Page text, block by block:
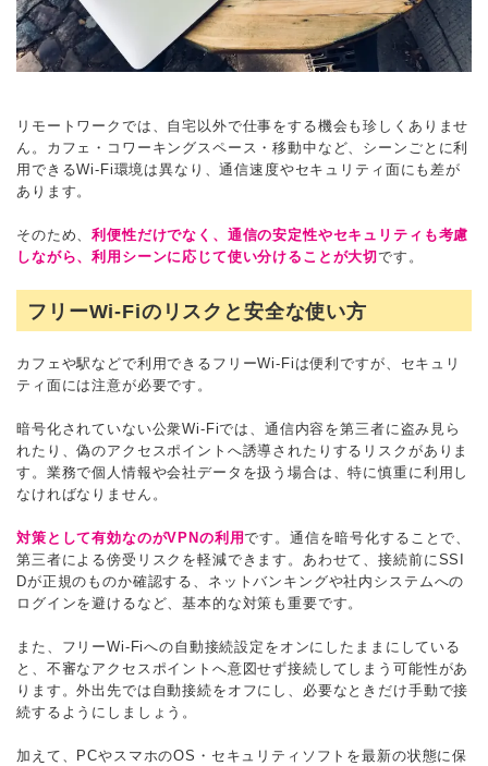
リモートワークでは、自宅以外で仕事をする機会も珍しくありませ
ん。カフェ・コワーキングスペース・移動中など、シーンごとに利
用できるWi-Fi環境は異なり、通信速度やセキュリティ面にも差が
あります。
そのため、利便性だけでなく、通信の安定性やセキュリティも考慮
しながら、利用シーンに応じて使い分けることが大切です。
フリーWi-Fiのリスクと安全な使い方
カフェや駅などで利用できるフリーWi-Fiは便利ですが、セキュリ
ティ面には注意が必要です。
暗号化されていない公衆Wi-Fiでは、通信内容を第三者に盗み見ら
れたり、偽のアクセスポイントへ誘導されたりするリスクがありま
す。業務で個人情報や会社データを扱う場合は、特に慎重に利用し
なければなりません。
対策として有効なのがVPNの利用です。通信を暗号化することで、
第三者による傍受リスクを軽減できます。あわせて、接続前にSSI
Dが正規のものか確認する、ネットバンキングや社内システムへの
ログインを避けるなど、基本的な対策も重要です。
また、フリーWi-Fiへの自動接続設定をオンにしたままにしている
と、不審なアクセスポイントへ意図せず接続してしまう可能性があ
ります。外出先では自動接続をオフにし、必要なときだけ手動で接
続するようにしましょう。
加えて、PCやスマホのOS・セキュリティソフトを最新の状態に保